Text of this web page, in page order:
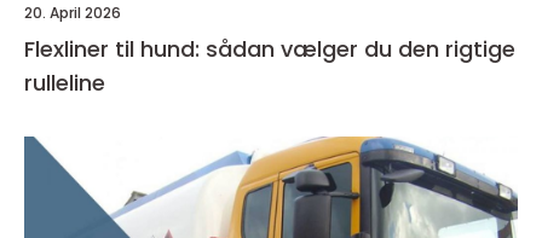
20. April 2026
Flexliner til hund: sådan vælger du den rigtige
rulleline